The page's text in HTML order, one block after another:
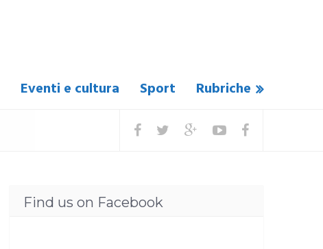
Eventi e cultura Sport Rubriche
Find us on Facebook